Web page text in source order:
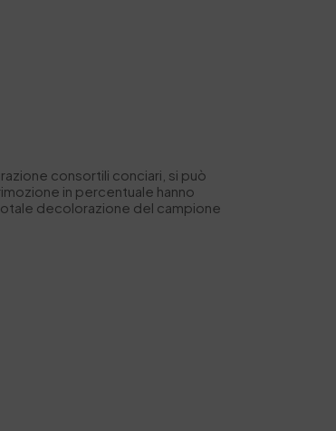
consortili conciari, si può
in percentuale hanno
decolorazione del campione